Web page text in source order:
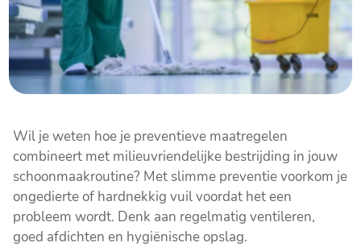
Wil je weten hoe je preventieve maatregelen
combineert met milieuvriendelijke bestrijding in jouw
schoonmaakroutine? Met slimme preventie voorkom je
ongedierte of hardnekkig vuil voordat het een
probleem wordt. Denk aan regelmatig ventileren,
goed afdichten en hygiënische opslag.